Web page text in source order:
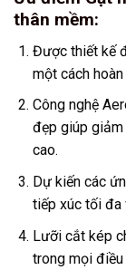
thân mềm:
Được thiết kế
một cách hoàn
Công nghệ
đẹp giúp
cao.
Dự kiến các
tiếp xúc tối đa
Lưỡi cắt kép
trong mọi